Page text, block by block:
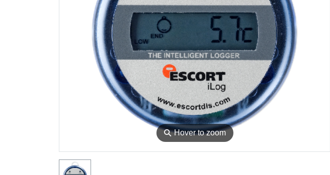
⚲Hover to zoom